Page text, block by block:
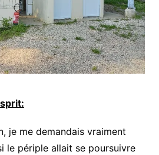
je me demandais vraiment
le périple allait se poursuivre